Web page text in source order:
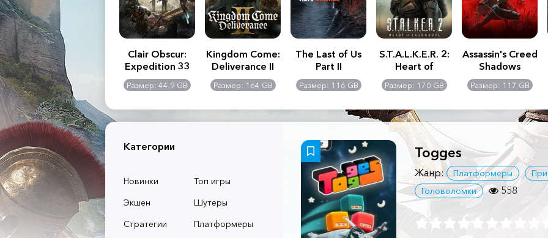
2:
-
GB
Assassin's Creed
Shadows
Размер: 117 GB
Clair Obscur:
Expedition 33
Размер: 44.9 GB
Kingdom Come:
Deliverance II
Размер: 164 GB
The Last of Us
Part II
Remastered
Размер: 116 GB
S.T.A.L.K.E.R. 2:
Heart of
Chernobyl -
Ultimate Edition
Размер: 170 GB
Assassin's Creed
Shadows
Размер: 117 GB
Категории
Новинки
Топ игры
Экшен
Шутеры
Стратегии
Платформеры
Togges
Жанр: Платформеры
Головоломки
558